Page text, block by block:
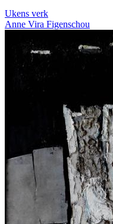
Ukens verk
Anne Vira Figenschou